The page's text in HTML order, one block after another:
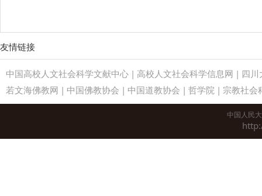
友情链接
中国高校人文社会科学文献中心 | 高校人文社会科学信息网 | 四
若文海佛教网 | 中国佛教协会 | 中国道教协会 | 哲学院 | 宗教社会
中国人民